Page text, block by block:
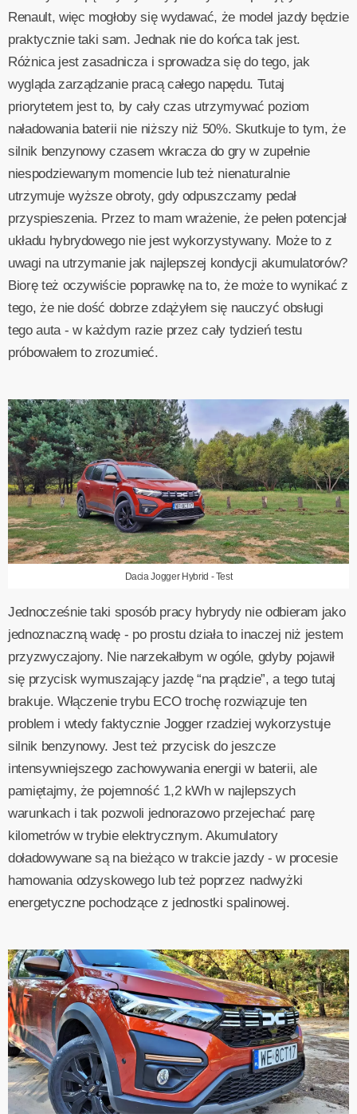
Renault, więc mogłoby się wydawać, że model jazdy będzie
praktycznie taki sam. Jednak nie do końca tak jest.
Różnica jest zasadnicza i sprowadza się do tego, jak
wygląda zarządzanie pracą całego napędu. Tutaj
priorytetem jest to, by cały czas utrzymywać poziom
naładowania baterii nie niższy niż 50%. Skutkuje to tym, że
silnik benzynowy czasem wkracza do gry w zupełnie
niespodziewanym momencie lub też nienaturalnie
utrzymuje wyższe obroty, gdy odpuszczamy pedał
przyspieszenia. Przez to mam wrażenie, że pełen potencjał
układu hybrydowego nie jest wykorzystywany. Może to z
uwagi na utrzymanie jak najlepszej kondycji akumulatorów?
Biorę też oczywiście poprawkę na to, że może to wynikać z
tego, że nie dość dobrze zdążyłem się nauczyć obsługi
tego auta - w każdym razie przez cały tydzień testu
próbowałem to zrozumieć.
Dacia Jogger Hybrid - Test
Jednocześnie taki sposób pracy hybrydy nie odbieram jako
jednoznaczną wadę - po prostu działa to inaczej niż jestem
przyzwyczajony. Nie narzekałbym w ogóle, gdyby pojawił
się przycisk wymuszający jazdę “na prądzie”, a tego tutaj
brakuje. Włączenie trybu ECO trochę rozwiązuje ten
problem i wtedy faktycznie Jogger rzadziej wykorzystuje
silnik benzynowy. Jest też przycisk do jeszcze
intensywniejszego zachowywania energii w baterii, ale
pamiętajmy, że pojemność 1,2 kWh w najlepszych
warunkach i tak pozwoli jednorazowo przejechać parę
kilometrów w trybie elektrycznym. Akumulatory
doładowywane są na bieżąco w trakcie jazdy - w procesie
hamowania odzyskowego lub też poprzez nadwyżki
energetyczne pochodzące z jednostki spalinowej.